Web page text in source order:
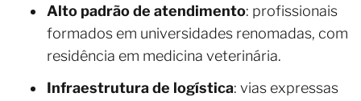
Alto padrão de atendimento: profissionais
formados em universidades renomadas, com
residência em medicina veterinária.
Infraestrutura de logística: vias expressas